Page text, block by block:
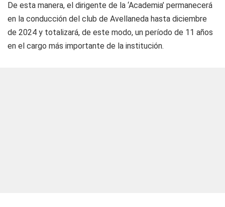
De esta manera, el dirigente de la ‘Academia’ permanecerá
en la conducción del club de Avellaneda hasta diciembre
de 2024 y totalizará, de este modo, un período de 11 años
en el cargo más importante de la institución.